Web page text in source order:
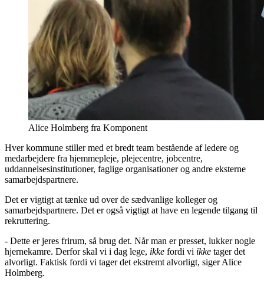
Alice Holmberg fra Komponent
Hver kommune stiller med et bredt team bestående af ledere og
medarbejdere fra hjemmepleje, plejecentre, jobcentre,
uddannelsesinstitutioner, faglige organisationer og andre eksterne
samarbejdspartnere.
Det er vigtigt at tænke ud over de sædvanlige kolleger og
samarbejdspartnere. Det er også vigtigt at have en legende tilgang til
rekruttering.
- Dette er jeres frirum, så brug det. Når man er presset, lukker nogle
hjernekamre. Derfor skal vi i dag lege, ikke fordi vi ikke tager det
alvorligt. Faktisk fordi vi tager det ekstremt alvorligt, siger Alice
Holmberg.